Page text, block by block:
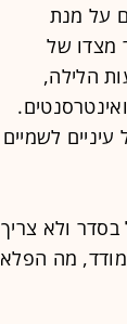
על מנת
מצדו של
הלילה,
לשמיים
ולא צריך
מה הפלא